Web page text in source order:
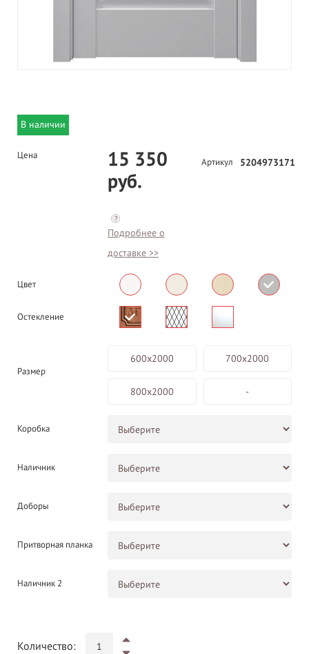
В наличии
Цена
15 350
руб.
?
Подробнее о
доставке >>
Артикул 5204973171
Цвет
Остекление
Размер
600х2000 700х2000
800х2000 -
Коробка
Наличник
Доборы
Притворная планка
Наличник 2
Количество: